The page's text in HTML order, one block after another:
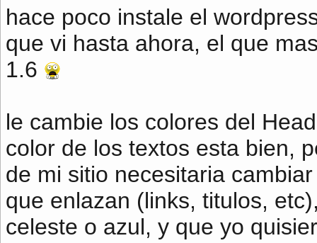
hace poco instale el
que vi hasta ahora, el que
1.6
le cambie los colores del
color de los textos esta bien,
de mi sitio necesitaria
que enlazan (links, titulos,
celeste o azul, y que yo